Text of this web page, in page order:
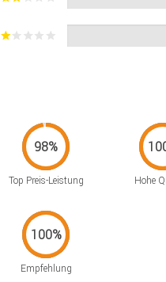
Top Preis-Leistung Hohe
Empfehlung